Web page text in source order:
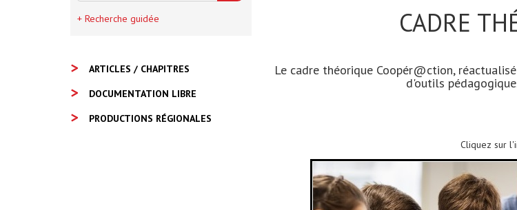
CADRE
Le cadre théorique Coopér@ction,
d'outils
Cliquez sur
+ Recherche guidée
ARTICLES / CHAPITRES
DOCUMENTATION LIBRE
PRODUCTIONS RÉGIONALES